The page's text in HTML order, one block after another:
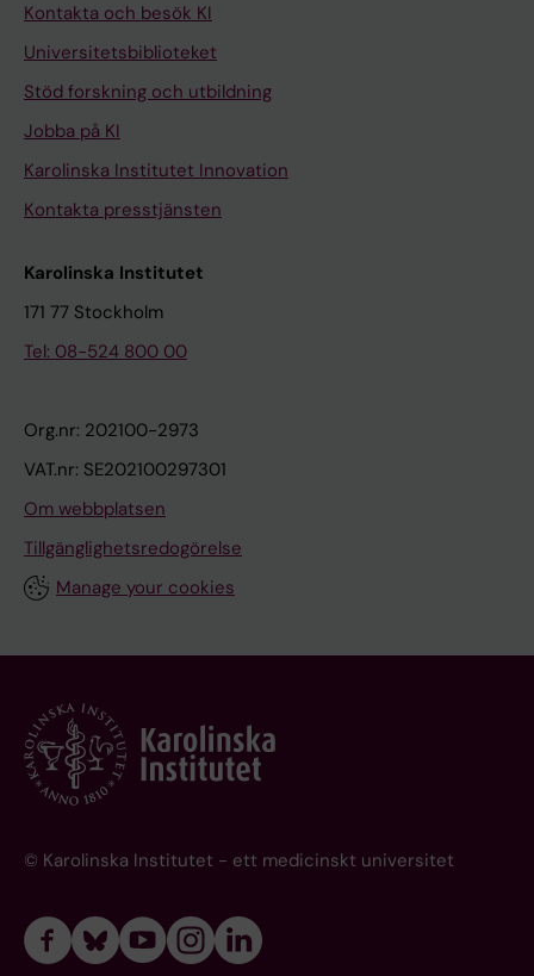
Kontakta och besök KI
Universitetsbiblioteket
Stöd forskning och utbildning
Jobba på KI
Karolinska Institutet Innovation
Kontakta presstjänsten
Karolinska Institutet
171 77 Stockholm
Tel: 08-524 800 00
Org.nr: 202100-2973
VAT.nr: SE202100297301
Om webbplatsen
Tillgänglighetsredogörelse
Manage your cookies
© Karolinska Institutet - ett medicinskt universitet